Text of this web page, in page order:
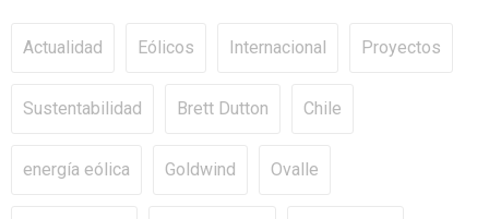
Actualidad Eólicos Internacional Proyectos
Sustentabilidad Brett Dutton Chile
energía eólica Goldwind Ovalle